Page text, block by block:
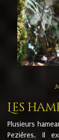
Les
Plusieurs
Pezières. Il